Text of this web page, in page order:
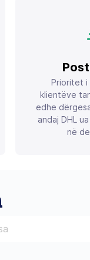
Prioritet i
klientëve
edhe
andaj DHL
në